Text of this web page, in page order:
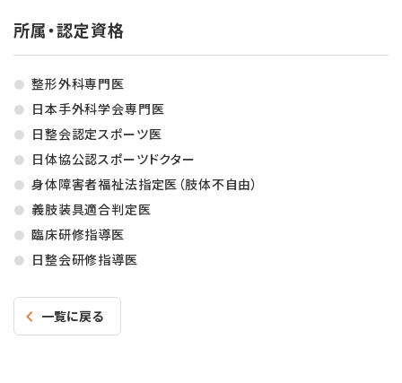
所属・認定資格
整形外科専門医
日本手外科学会専門医
日整会認定スポーツ医
日体協公認スポーツドクター
身体障害者福祉法指定医（肢体不自由）
義肢装具適合判定医
臨床研修指導医
日整会研修指導医
一覧に戻る